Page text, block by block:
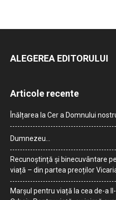
ALEGEREA EDITORULUI
Articole recente
Înălțarea la Cer a Domnului
Dumnezeu…
Recunoștință și binecuvântare
viață – din partea preoților
Marșul pentru viață la cea de-a